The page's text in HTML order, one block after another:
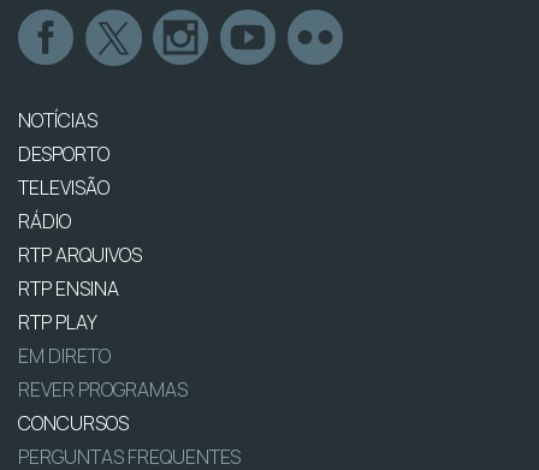
NOTÍCIAS
DESPORTO
TELEVISÃO
RÁDIO
RTP ARQUIVOS
RTP ENSINA
RTP PLAY
EM DIRETO
REVER PROGRAMAS
CONCURSOS
PERGUNTAS FREQUENTES